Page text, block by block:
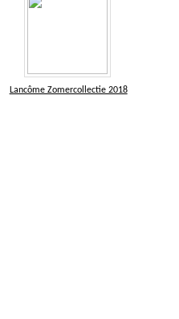
Lancôme Zomercollectie 2018